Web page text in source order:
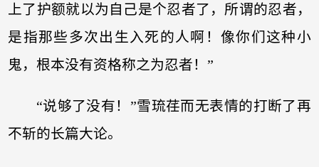
上了护额就以为自己是个忍者了，所谓的忍者，
是指那些多次出生入死的人啊！像你们这种小
鬼，根本没有资格称之为忍者！”
“说够了没有！”雪琉荏而无表情的打断了再
不斩的长篇大论。